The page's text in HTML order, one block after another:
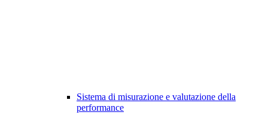
Sistema di misurazione e valutazione della
performance